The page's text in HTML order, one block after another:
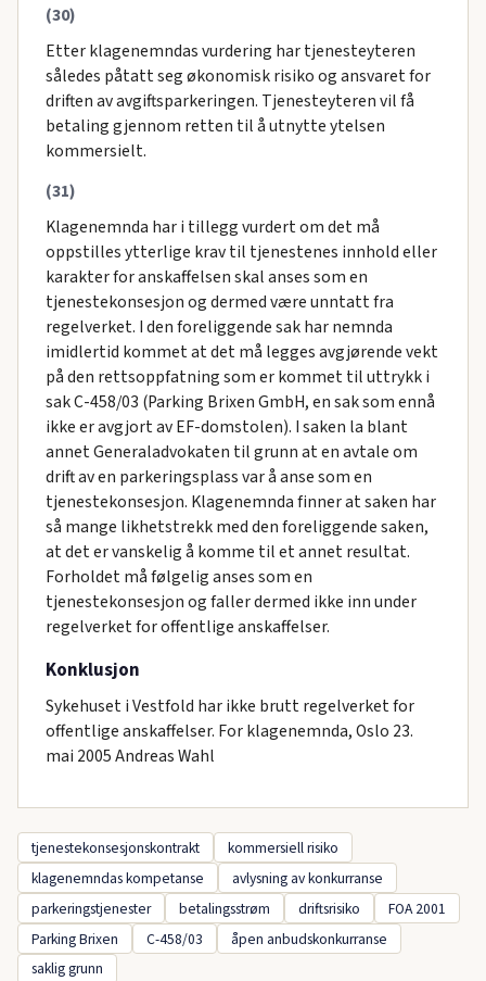
(30)
Etter klagenemndas vurdering har tjenesteyteren
således påtatt seg økonomisk risiko og ansvaret for
driften av avgiftsparkeringen. Tjenesteyteren vil få
betaling gjennom retten til å utnytte ytelsen
kommersielt.
(31)
Klagenemnda har i tillegg vurdert om det må
oppstilles ytterlige krav til tjenestenes innhold eller
karakter for anskaffelsen skal anses som en
tjenestekonsesjon og dermed være unntatt fra
regelverket. I den foreliggende sak har nemnda
imidlertid kommet at det må legges avgjørende vekt
på den rettsoppfatning som er kommet til uttrykk i
sak C-458/03 (Parking Brixen GmbH, en sak som ennå
ikke er avgjort av EF-domstolen). I saken la blant
annet Generaladvokaten til grunn at en avtale om
drift av en parkeringsplass var å anse som en
tjenestekonsesjon. Klagenemnda finner at saken har
så mange likhetstrekk med den foreliggende saken,
at det er vanskelig å komme til et annet resultat.
Forholdet må følgelig anses som en
tjenestekonsesjon og faller dermed ikke inn under
regelverket for offentlige anskaffelser.
Konklusjon
Sykehuset i Vestfold har ikke brutt regelverket for
offentlige anskaffelser. For klagenemnda, Oslo 23.
mai 2005 Andreas Wahl
tjenestekonsesjonskontrakt
kommersiell risiko
klagenemndas kompetanse
avlysning av konkurranse
parkeringstjenester
betalingsstrøm driftsrisiko
FOA 2001
Parking Brixen
C-458/03
åpen anbudskonkurranse
saklig grunn